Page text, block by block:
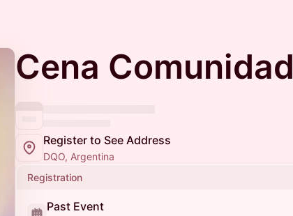
Cena Comunidad
Register to See Address
DQO, Argentina
Registration
Past Event